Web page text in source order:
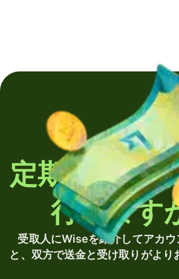
定期的に海
行います
受取人にWiseを紹介してアカウ
と、双方で送金と受け取りがより